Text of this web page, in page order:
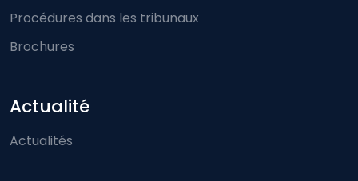
Procédures dans les tribunaux
Brochures
Actualité
Actualités